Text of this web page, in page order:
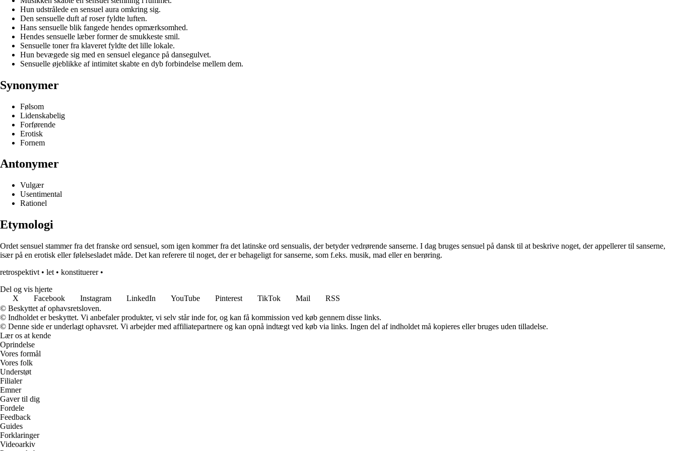
Hun udstrålede en sensuel aura omkring sig.
Den sensuelle duft af roser fyldte luften.
Hans sensuelle blik fangede hendes opmærksomhed.
Hendes sensuelle læber former de smukkeste smil.
Sensuelle toner fra klaveret fyldte det lille lokale.
Hun bevægede sig med en sensuel elegance på dansegulvet.
Sensuelle øjeblikke af intimitet skabte en dyb forbindelse mellem dem.
Synonymer
Følsom
Lidenskabelig
Forførende
Erotisk
Fornem
Antonymer
Vulgær
Usentimental
Rationel
Etymologi
Ordet sensuel stammer fra det franske ord sensuel, som igen kommer fra det latinske ord sensualis, der betyder vedrørende sanserne. I dag bruges sensuel på dansk til at beskrive noget, der appellerer til sanserne,
især på en erotisk eller følelsesladet måde. Det kan referere til noget, der er behageligt for sanserne, som f.eks. musik, mad eller en berøring.
retrospektivt • let • konstituerer•
Del og vis hjerte
X
Facebook Instagram LinkedIn YouTube Pinterest TikTok Mail
RSS
© Beskyttet af ophavsretsloven.
© Indholdet er beskyttet. Vi anbefaler produkter, vi selv står inde for, og kan få kommission ved køb gennem disse links.
© Denne side er underlagt ophavsret. Vi arbejder med affiliatepartnere og kan opnå indtægt ved køb via links. Ingen del af indholdet må kopieres eller bruges uden tilladelse.
Lær os at kende
Oprindelse
Vores formål
Vores folk
Understøt
Filialer
Emner
Gaver til dig
Fordele
Feedback
Guides
Forklaringer
Videoarkiv